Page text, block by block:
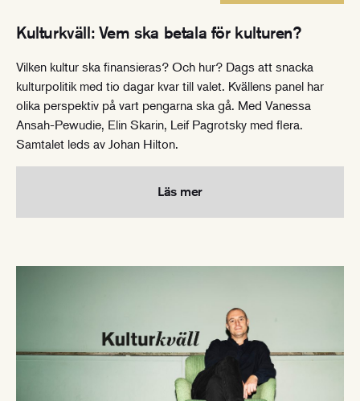
Kulturkväll: Vem ska betala för kulturen?
Vilken kultur ska finansieras? Och hur? Dags att snacka
kulturpolitik med tio dagar kvar till valet. Kvällens panel har
olika perspektiv på vart pengarna ska gå. Med Vanessa
Ansah-Pewudie, Elin Skarin, Leif Pagrotsky med flera.
Samtalet leds av Johan Hilton.
Läs mer